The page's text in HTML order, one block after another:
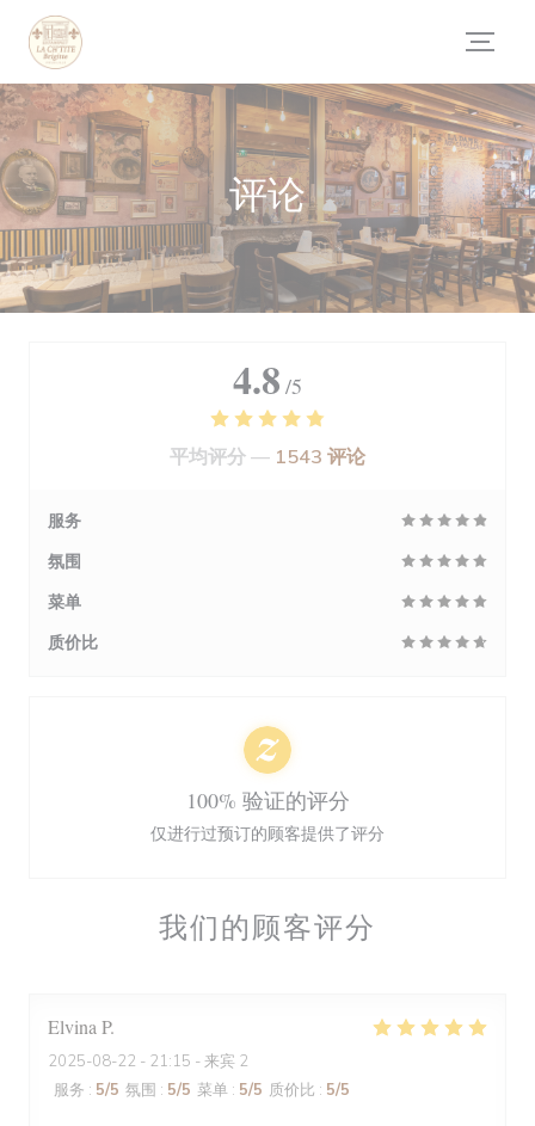
Cookie管理面板
评论
我们的顾客评分
Elvina P
2025-08-22 - 21:15 - 来宾 2
服务 : 5/5 氛围 : 5/5 菜单 : 5/5 质价比 : 5/5
4.8 /5
平均评分 — 1543 评论
服务
氛围
菜单
质价比
100% 验证的评分
仅进行过预订的顾客提供了评分